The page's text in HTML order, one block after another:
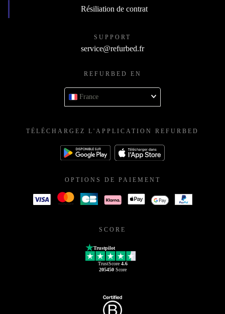
Résiliation de contrat
SUPPORT
service@refurbed.fr
REFURBED EN
France
TÉLÉCHARGEZ L'APPLICATION REFURBED
OPTIONS DE PAIEMENT
SCORE
Trustpilot
TrustScore 4.6
205450Score